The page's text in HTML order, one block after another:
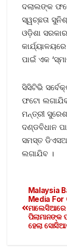
ଦଲାଲଙ୍କ
ସ୍ୱଚ୍ଛତା
ଓଡ଼ିଶା
ପାଇଁ ଏକ
ସିସିଟିଭି
ଫଟୋ
ମନ୍ତ୍ରୀ
ଦଣ୍ଡବିଧାନ
ସମସ୍ତ
ଲଗାଯିବ ।
Malaysia
Media For
ପିଲାମାନଙ୍କ
ହେଲା